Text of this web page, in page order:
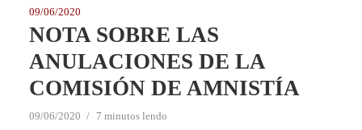
09/06/2020
NOTA SOBRE LAS
ANULACIONES DE LA
COMISIÓN DE AMNISTÍA
09/06/2020 7 minutos lendo